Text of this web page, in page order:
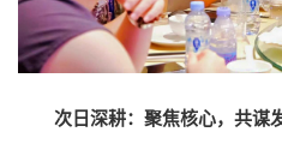
次日深耕：聚焦核心，共谋